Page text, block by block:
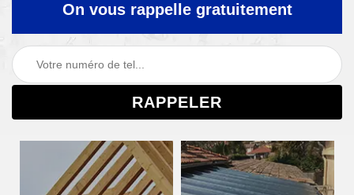
On vous rappelle gratuitement